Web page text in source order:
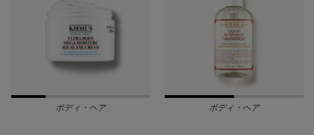
ボディ・ヘア ボディ・ヘア